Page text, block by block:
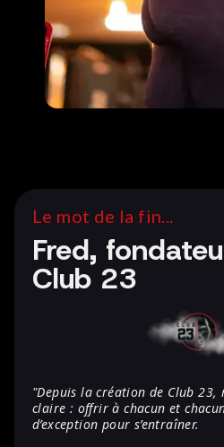
Le mot de la fin...
Fred,
Club 23
"Depuis la création de Club
claire : offrir à chacun et
d’exception pour s’entraîner.